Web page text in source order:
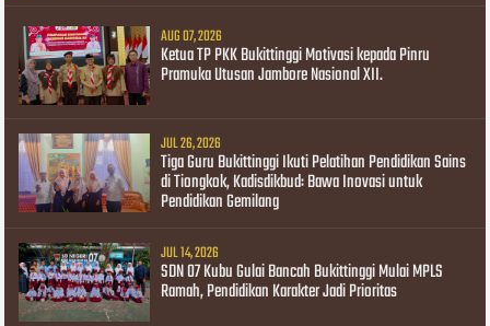
AUG 07, 2026
Ketua TP PKK Bukittinggi Motivasi kepada Pinru
Pramuka Utusan Jambore Nasional XII.
JUL 26, 2026
Tiga Guru Bukittinggi Ikuti Pelatihan Pendidikan Sains
di Tiongkok, Kadisdikbud: Bawa Inovasi untuk
Pendidikan Gemilang
JUL 14, 2026
SDN 07 Kubu Gulai Bancah Bukittinggi Mulai MPLS
Ramah, Pendidikan Karakter Jadi Prioritas